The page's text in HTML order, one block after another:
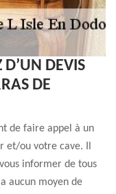
D’UN DEVIS
DE
de faire appel à un
ou votre cave. Il
informer de tous
aucun moyen de